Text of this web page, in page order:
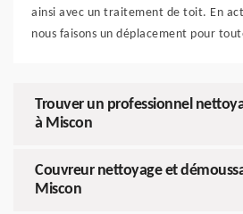
ainsi avec un traitement de toit. En
nous faisons un déplacement pour
Trouver un professionnel
à Miscon
Couvreur nettoyage et
Miscon